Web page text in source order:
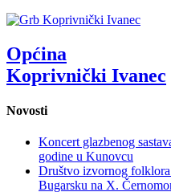
Općina
Koprivnički Ivanec
Novosti
Koncert glazbenog
godine u Kunovcu
Društvo izvornog
Bugarsku na X.